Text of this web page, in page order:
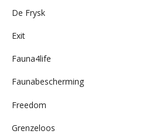
De Frysk
Exit
Fauna4life
Faunabescherming
Freedom
Grenzeloos